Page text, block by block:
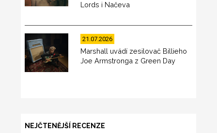
Lords i Načeva
21.07.2026
Marshall uvádí zesilovač Billieho
Joe Armstronga z Green Day
NEJČTENĚJŠÍ RECENZE